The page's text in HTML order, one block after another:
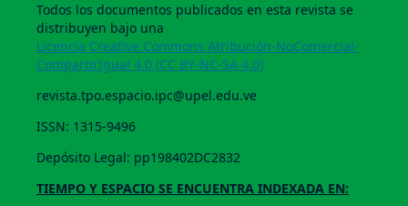
Todos los documentos publicados en esta revista se
distribuyen bajo una
Licencia Creative Commons Atribución-NoComercial-
CompartirIgual 4.0 (CC BY-NC-SA 4.0)
revista.tpo.espacio.ipc@upel.edu.ve
ISSN: 1315-9496
Depósito Legal: pp198402DC2832
TIEMPO Y ESPACIO SE ENCUENTRA INDEXADA EN: